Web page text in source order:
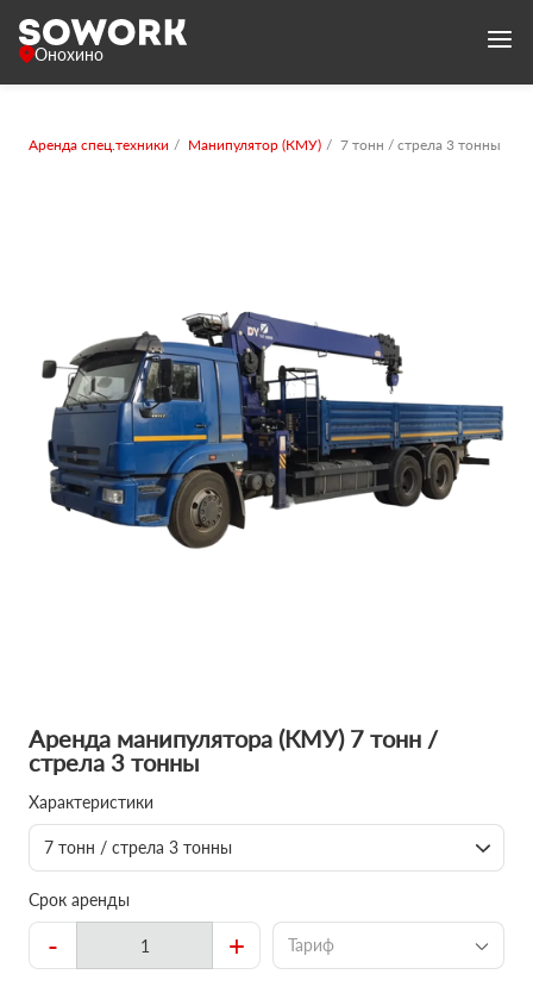
Онохино
Аренда спец.техники Манипулятор (КМУ) 7 тонн / стрела 3 тонны
Аренда манипулятора (КМУ) 7 тонн /
стрела 3 тонны
Характеристики
7 тонн / стрела 3 тонны
Срок аренды
- + Тариф